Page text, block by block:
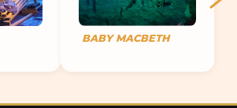
BABY MACBETH